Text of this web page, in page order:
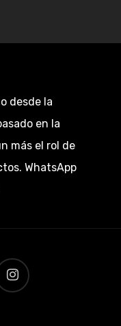
desde la
en la
más el rol de
WhatsApp